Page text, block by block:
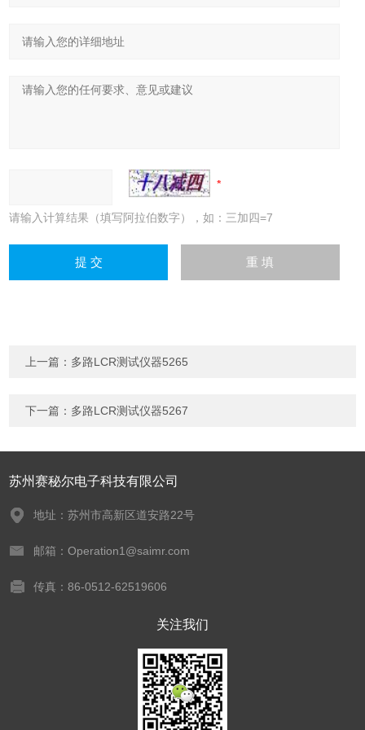
请输入计算结果（填写阿拉伯数字），如：三加四=7
上一篇： 多路LCR测试仪器5265
下一篇： 多路LCR测试仪器5267
苏州赛秘尔电子科技有限公司
地址：苏州市高新区道安路22号
邮箱：Operation1@saimr.com
传真：86-0512-62519606
关注我们